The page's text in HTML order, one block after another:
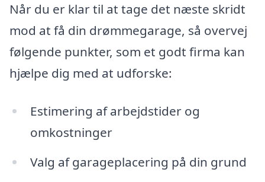
Når du er klar til at tage det næste skridt
mod at få din drømmegarage, så overvej
følgende punkter, som et godt firma kan
hjælpe dig med at udforske:
Estimering af arbejdstider og
omkostninger
Valg af garageplacering på din grund